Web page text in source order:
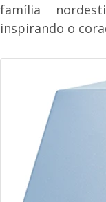
família
inspirando o